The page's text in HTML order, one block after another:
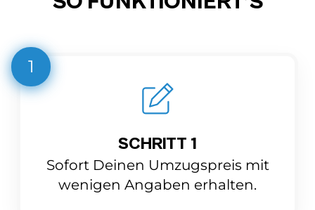
1
SCHRITT 1
Sofort Deinen Umzugspreis mit
wenigen Angaben erhalten.